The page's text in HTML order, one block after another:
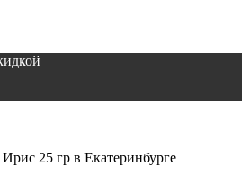
25 гр в Екатеринбурге